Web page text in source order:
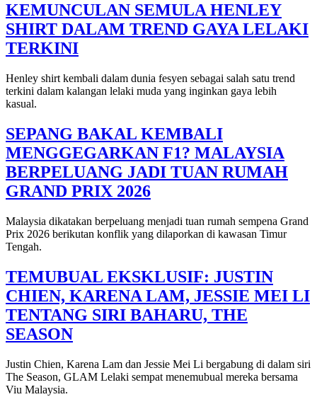
KEMUNCULAN SEMULA HENLEY
SHIRT DALAM TREND GAYA LELAKI
TERKINI
Henley shirt kembali dalam dunia fesyen sebagai salah satu trend
terkini dalam kalangan lelaki muda yang inginkan gaya lebih
kasual.
SEPANG BAKAL KEMBALI
MENGGEGARKAN F1? MALAYSIA
BERPELUANG JADI TUAN RUMAH
GRAND PRIX 2026
Malaysia dikatakan berpeluang menjadi tuan rumah sempena Grand
Prix 2026 berikutan konflik yang dilaporkan di kawasan Timur
Tengah.
TEMUBUAL EKSKLUSIF: JUSTIN
CHIEN, KARENA LAM, JESSIE MEI LI
TENTANG SIRI BAHARU, THE
SEASON
Justin Chien, Karena Lam dan Jessie Mei Li bergabung di dalam siri
The Season, GLAM Lelaki sempat menemubual mereka bersama
Viu Malaysia.